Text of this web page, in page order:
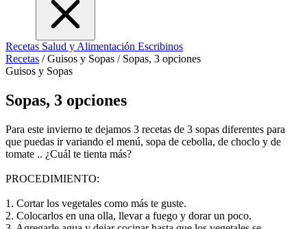
Recetas Salud y Alimentación Escribinos
Recetas / Guisos y Sopas / Sopas, 3 opciones
Guisos y Sopas
Sopas, 3 opciones
Para este invierno te dejamos 3 recetas de 3 sopas diferentes para
que puedas ir variando el menú, sopa de cebolla, de choclo y de
tomate .. ¿Cuál te tienta más?
PROCEDIMIENTO:
1. Cortar los vegetales como más te guste.
2. Colocarlos en una olla, llevar a fuego y dorar un poco.